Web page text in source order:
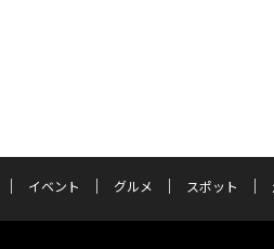
イベント グルメ スポット